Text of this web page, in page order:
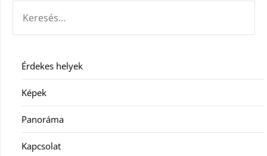
Érdekes helyek
Képek
Panoráma
Kapcsolat